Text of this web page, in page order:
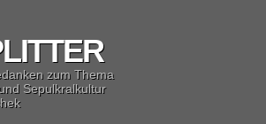
zum Thema
Sepulkralkultur